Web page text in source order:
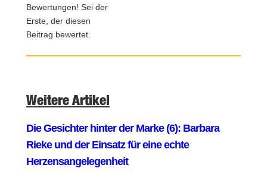
Bewertungen! Sei der
Erste, der diesen
Beitrag bewertet.
Weitere Artikel